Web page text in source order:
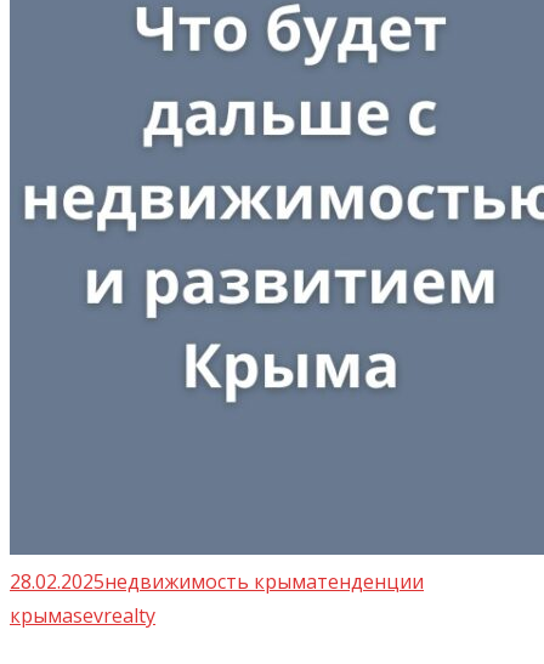
28.02.2025недвижимость крыматенденции
крымаsevrealty